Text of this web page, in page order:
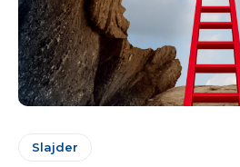
Slajder